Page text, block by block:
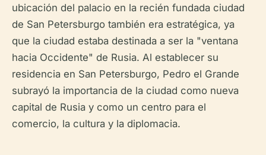
ubicación del palacio en la recién fundada ciudad
de San Petersburgo también era estratégica, ya
que la ciudad estaba destinada a ser la "ventana
hacia Occidente" de Rusia. Al establecer su
residencia en San Petersburgo, Pedro el Grande
subrayó la importancia de la ciudad como nueva
capital de Rusia y como un centro para el
comercio, la cultura y la diplomacia.